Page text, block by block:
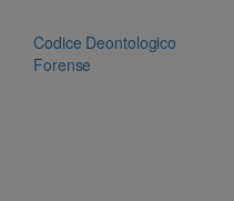
contenuto
Codice Deontologico
Forense